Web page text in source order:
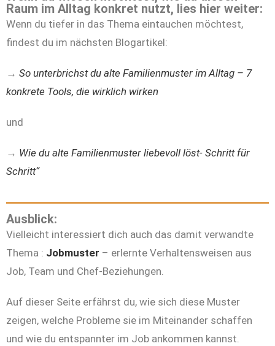
Raum im Alltag konkret nutzt, lies hier weiter:
Wenn du tiefer in das Thema eintauchen möchtest,
findest du im nächsten Blogartikel:
→ So unterbrichst du alte Familienmuster im Alltag – 7
konkrete Tools, die wirklich wirken
und
→ Wie du alte Familienmuster liebevoll löst- Schritt für
Schritt“
Ausblick:
Vielleicht interessiert dich auch das damit verwandte
Thema : Jobmuster – erlernte Verhaltensweisen aus
Job, Team und Chef-Beziehungen.
Auf dieser Seite erfährst du, wie sich diese Muster
zeigen, welche Probleme sie im Miteinander schaffen
und wie du entspannter im Job ankommen kannst.